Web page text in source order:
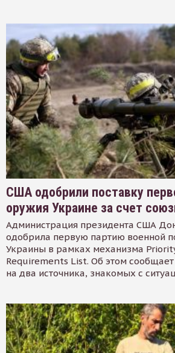
США одобрили поставку
оружия Украине за счет
Администрация президента США
одобрила первую партию военной
Украины в рамках механизма
Requirements List. Об этом
на два источника, знакомых с